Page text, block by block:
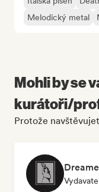
Melodický metal
Mohli by se
kurátoři/
Protože